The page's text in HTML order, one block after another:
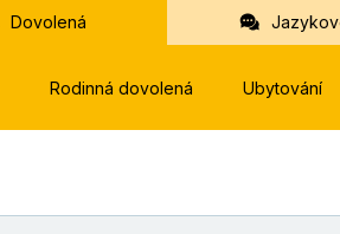
Dovolená
Rodinná dovolená Ubytování